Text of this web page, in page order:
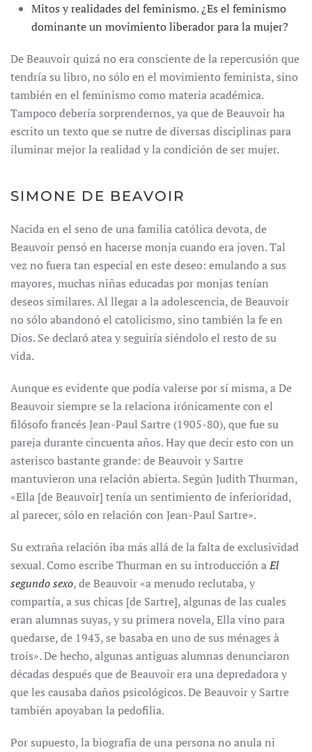
Mitos y realidades del feminismo. ¿Es el feminismo
dominante un movimiento liberador para la mujer?
De Beauvoir quizá no era consciente de la repercusión que
tendría su libro, no sólo en el movimiento feminista, sino
también en el feminismo como materia académica.
Tampoco debería sorprendernos, ya que de Beauvoir ha
escrito un texto que se nutre de diversas disciplinas para
iluminar mejor la realidad y la condición de ser mujer.
SIMONE DE BEAVOIR
Nacida en el seno de una familia católica devota, de
Beauvoir pensó en hacerse monja cuando era joven. Tal
vez no fuera tan especial en este deseo: emulando a sus
mayores, muchas niñas educadas por monjas tenían
deseos similares. Al llegar a la adolescencia, de Beauvoir
no sólo abandonó el catolicismo, sino también la fe en
Dios. Se declaró atea y seguiría siéndolo el resto de su
vida.
Aunque es evidente que podía valerse por sí misma, a De
Beauvoir siempre se la relaciona irónicamente con el
filósofo francés Jean-Paul Sartre (1905-80), que fue su
pareja durante cincuenta años. Hay que decir esto con un
asterisco bastante grande: de Beauvoir y Sartre
mantuvieron una relación abierta. Según Judith Thurman,
«Ella [de Beauvoir] tenía un sentimiento de inferioridad,
al parecer, sólo en relación con Jean-Paul Sartre».
Su extraña relación iba más allá de la falta de exclusividad
sexual. Como escribe Thurman en su introducción aEl
segundo sexo, de Beauvoir «a menudo reclutaba, y
compartía, a sus chicas [de Sartre], algunas de las cuales
eran alumnas suyas, y su primera novela, Ella vino para
quedarse, de 1943, se basaba en uno de sus ménages à
trois». De hecho, algunas antiguas alumnas denunciaron
décadas después que de Beauvoir era una depredadora y
que les causaba daños psicológicos. De Beauvoir y Sartre
también apoyaban la pedofilia.
Por supuesto, la biografía de una persona no anula ni